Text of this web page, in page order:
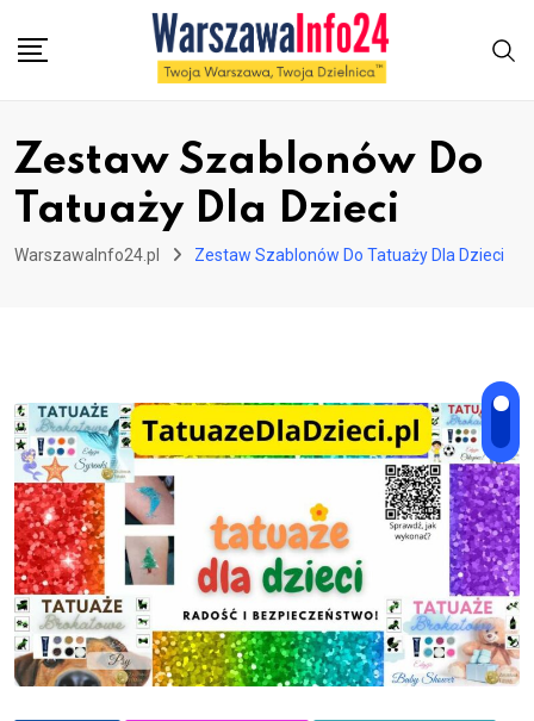
Zestaw Szablonów Do
Tatuaży Dla Dzieci
WarszawaInfo24.pl Zestaw Szablonów Do Tatuaży Dla Dzieci